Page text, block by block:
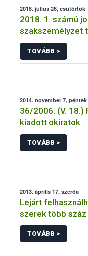
2018. július 26, csütörtök
2018. 1. számú
szakszemélyzet
TOVÁBB >
2014. november 7, péntek
36/2006. (V. 18.)
kiadott okiratok
TOVÁBB >
2013. április 17, szerda
Lejárt
szerek több
NÉBIH
TOVÁBB >